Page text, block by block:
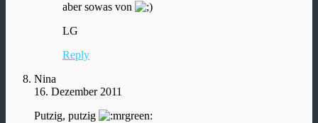
aber sowas von
LG
Reply
Nina
16. Dezember 2011
Putzig, putzig